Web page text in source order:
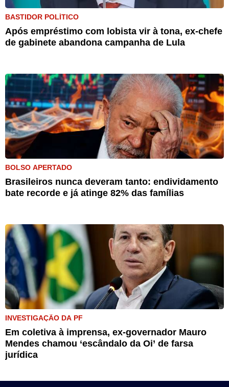
BASTIDOR POLÍTICO
Após empréstimo com lobista vir à tona, ex-chefe
de gabinete abandona campanha de Lula
BOLSO APERTADO
Brasileiros nunca deveram tanto: endividamento
bate recorde e já atinge 82% das famílias
INVESTIGAÇÃO DA PF
Em coletiva à imprensa, ex-governador Mauro
Mendes chamou ‘escândalo da Oi’ de farsa
jurídica